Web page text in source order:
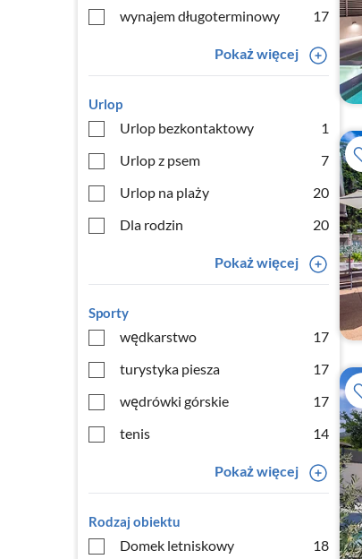
wynajem długoterminowy
17
Pokaż więcej
Urlop
Urlop bezkontaktowy
1
Urlop z psem
7
Urlop na plaży
20
Dla rodzin
20
Pokaż więcej
Sporty
wędkarstwo
17
turystyka piesza
17
wędrówki górskie
17
tenis
14
Pokaż więcej
Rodzaj obiektu
Domek letniskowy
18